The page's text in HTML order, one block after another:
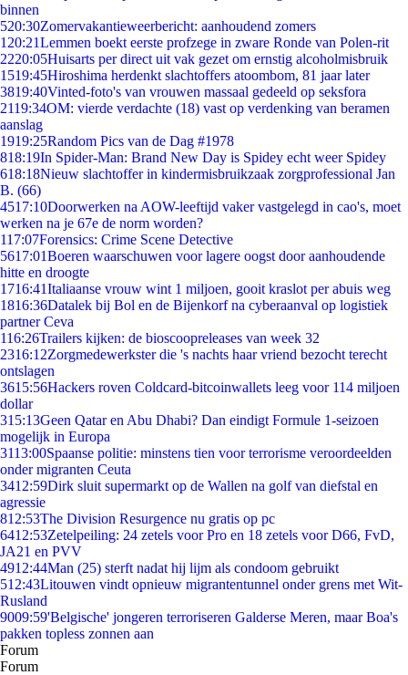
binnen
520:30Zomervakantieweerbericht: aanhoudend zomers
1 20:21Lemmen boekt eerste profzege in zware Ronde van Polen-rit
2220:05Huisarts per direct uit vak gezet om ernstig alcoholmisbruik
1519:45Hiroshima herdenkt slachtoffers atoombom, 81 jaar later
3819:40Vinted-foto's van vrouwen massaal gedeeld op seksfora
2119:34OM: vierde verdachte (18) vast op verdenking van beramen
aanslag
1919:25Random Pics van de Dag #1978
818:19In Spider-Man: Brand New Day is Spidey echt weer Spidey
618:18Nieuw slachtoffer in kindermisbruikzaak zorgprofessional Jan
B. (66)
4517:10Doorwerken na AOW-leeftijd vaker vastgelegd in cao's, moet
werken na je 67e de norm worden?
117:07Forensics: Crime Scene Detective
5617:01Boeren waarschuwen voor lagere oogst door aanhoudende
hitte en droogte
1716:41Italiaanse vrouw wint 1 miljoen, gooit kraslot per abuis weg
1816:36Datalek bij Bol en de Bijenkorf na cyberaanval op logistiek
partner Ceva
116:26Trailers kijken: de bioscoopreleases van week 32
2316:12Zorgmedewerkster die 's nachts haar vriend bezocht terecht
ontslagen
3615:56Hackers roven Coldcard-bitcoinwallets leeg voor 114 miljoen
dollar
315:13Geen Qatar en Abu Dhabi? Dan eindigt Formule 1-seizoen
mogelijk in Europa
3113:00Spaanse politie: minstens tien voor terrorisme veroordeelden
onder migranten Ceuta
3412:59Dirk sluit supermarkt op de Wallen na golf van diefstal en
agressie
812:53The Division Resurgence nu gratis op pc
6412:53Zetelpeiling: 24 zetels voor Pro en 18 zetels voor D66, FvD,
JA21 en PVV
4912:44Man (25) sterft nadat hij lijm als condoom gebruikt
512:43Litouwen vindt opnieuw migrantentunnel onder grens met Wit-
Rusland
9009:59'Belgische' jongeren terroriseren Galderse Meren, maar Boa's
pakken topless zonnen aan
Forum
Forum